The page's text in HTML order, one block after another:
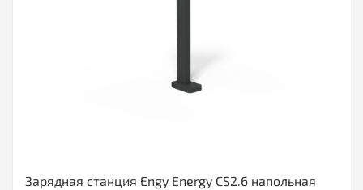
Зарядная станция Engy Energy CS2.6 напольная